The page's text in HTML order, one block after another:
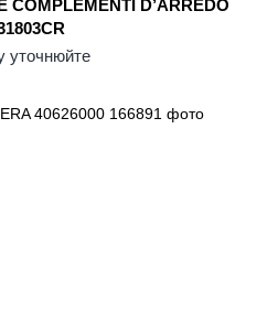
D’ARREDO
уточнюйте